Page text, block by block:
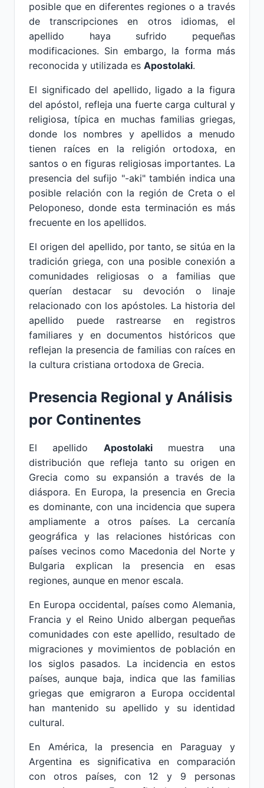
posible que en diferentes regiones o a través
de transcripciones en otros idiomas, el
apellido haya sufrido pequeñas
modificaciones. Sin embargo, la forma más
reconocida y utilizada es Apostolaki.
El significado del apellido, ligado a la figura
del apóstol, refleja una fuerte carga cultural y
religiosa, típica en muchas familias griegas,
donde los nombres y apellidos a menudo
tienen raíces en la religión ortodoxa, en
santos o en figuras religiosas importantes. La
presencia del sufijo "-aki" también indica una
posible relación con la región de Creta o el
Peloponeso, donde esta terminación es más
frecuente en los apellidos.
El origen del apellido, por tanto, se sitúa en la
tradición griega, con una posible conexión a
comunidades religiosas o a familias que
querían destacar su devoción o linaje
relacionado con los apóstoles. La historia del
apellido puede rastrearse en registros
familiares y en documentos históricos que
reflejan la presencia de familias con raíces en
la cultura cristiana ortodoxa de Grecia.
Presencia Regional y Análisis
por Continentes
El apellido Apostolakimuestra una
distribución que refleja tanto su origen en
Grecia como su expansión a través de la
diáspora. En Europa, la presencia en Grecia
es dominante, con una incidencia que supera
ampliamente a otros países. La cercanía
geográfica y las relaciones históricas con
países vecinos como Macedonia del Norte y
Bulgaria explican la presencia en esas
regiones, aunque en menor escala.
En Europa occidental, países como Alemania,
Francia y el Reino Unido albergan pequeñas
comunidades con este apellido, resultado de
migraciones y movimientos de población en
los siglos pasados. La incidencia en estos
países, aunque baja, indica que las familias
griegas que emigraron a Europa occidental
han mantenido su apellido y su identidad
cultural.
En América, la presencia en Paraguay y
Argentina es significativa en comparación
con otros países, con 12 y 9 personas